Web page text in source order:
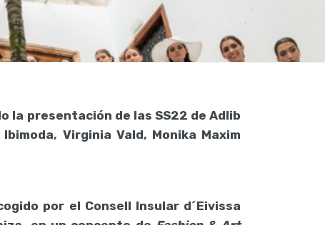
la presentación de las SS22 de Adlib
Virginia Vald, Monika Maxim
por el Consell Insular d´Eivissa